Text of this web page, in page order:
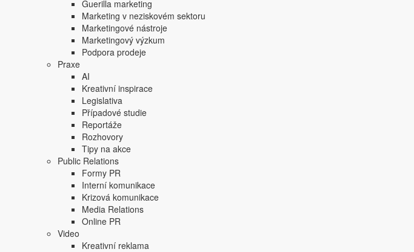
Guerilla marketing
Marketing v neziskovém sektoru
Marketingové nástroje
Marketingový výzkum
Podpora prodeje
Praxe
AI
Kreativní inspirace
Legislativa
Případové studie
Reportáže
Rozhovory
Tipy na akce
Public Relations
Formy PR
Interní komunikace
Krizová komunikace
Media Relations
Online PR
Video
Kreativní reklama